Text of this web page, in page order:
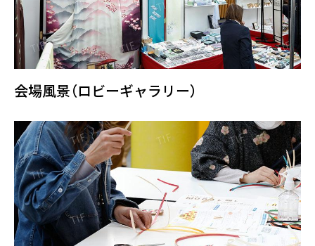
会場風景（ロビーギャラリー）